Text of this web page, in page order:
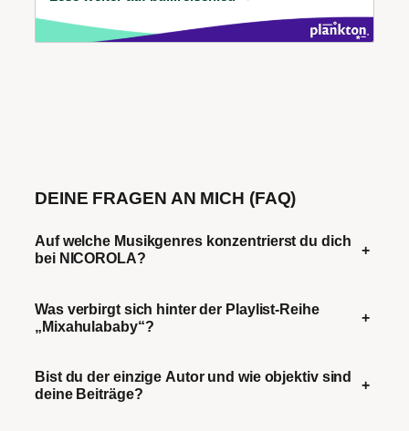
DEINE FRAGEN AN MICH (FAQ)
Auf welche Musikgenres konzentrierst du dich
bei NICOROLA?
+
Was verbirgt sich hinter der Playlist-Reihe
„Mixahulababy“?
+
Bist du der einzige Autor und wie objektiv sind
deine Beiträge?
+